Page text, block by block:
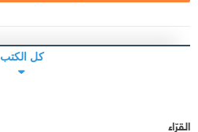
كل الكتب
القرّاء